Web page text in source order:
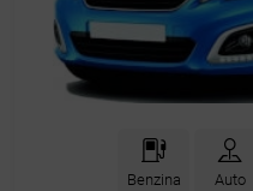
Benzina Auto